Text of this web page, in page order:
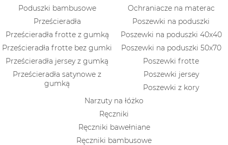
Poduszki bambusowe
Prześcieradła
Prześcieradła frotte z gumką
Prześcieradła frotte bez gumki
Prześcieradła jersey z gumką
Prześcieradła satynowe z
gumką
Ochraniacze na materac
Poszewki na poduszki
Poszewki na poduszki 40x40
Poszewki na poduszki 50x70
Poszewki frotte
Poszewki jersey
Poszewki z kory
Narzuty na łóżko
Ręczniki
Ręczniki bawełniane
Ręczniki bambusowe